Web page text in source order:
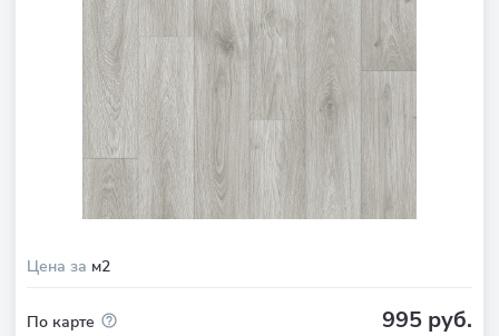
Цена за м2
По карте 995 руб.